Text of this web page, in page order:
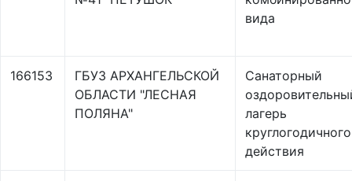
вида
166153
ГБУЗ АРХАНГЕЛЬСКОЙ
ОБЛАСТИ "ЛЕСНАЯ
ПОЛЯНА"
Санаторный
лагерь
круглогодичного
действия